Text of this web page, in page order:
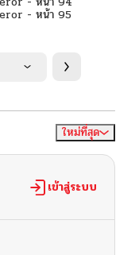
ใหม่ที่สุด
เข้าสู่ระบบ